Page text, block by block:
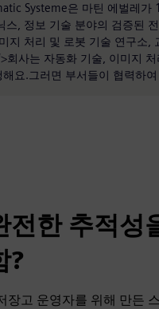
Systeme은 마틴 에벌레가
스, 정보 기술 분야의 검증된
지 처리 및 로봇 기술 연구소,
회사는 자동화 기술, 이미지
해요.그러면 부서들이 협력하
전한 추적성
?
장고 운영자를 위해 만든